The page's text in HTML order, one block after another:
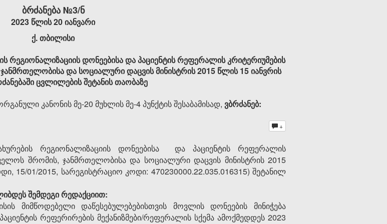
ბრძანება №3/ნ
2023 წლის 20 იანვარი
ქ. თბილისი
რეგიონალიზაციის დონეებისა და პაციენტის რეფერალის კრიტერიუმების
და სოციალური დაცვის მინისტრის 2015 წლის 15 იანვრის
ცვლილების შეტანის თაობაზე
კანონის მე-20 მუხლის მე-4 პუნქტის შესაბამისად, ვბრძანებ:
+
რეგიონალიზაციის დონეებისა
და პაციენტის რეფერალის
შრომის, ჯანმრთელობისა და სოციალური დაცვის მინისტრის 2015
15/01/2015, სარეგისტრაციო კოდი: 470230000.22.035.016315)შეტანილ
შემდეგი რედაქციით:
მიმწოდებელი დაწესებულებებისთვის მოვლის დონეების მინიჭება
რეფერირების მექანიზმები/რეფერალის სქემა ამოქმედდეს 2023